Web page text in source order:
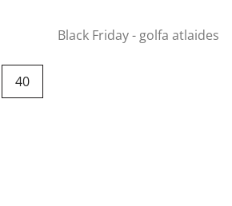
Black Friday - golfa atlaides
40